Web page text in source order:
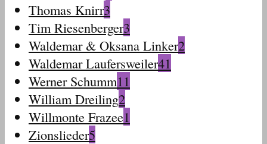
Thomas Knirr3
Tim Riesenberger3
Waldemar & Oksana Linker2
Waldemar Laufersweiler41
Werner Schumm11
William Dreiling2
Willmonte Frazee1
Zionslieder5